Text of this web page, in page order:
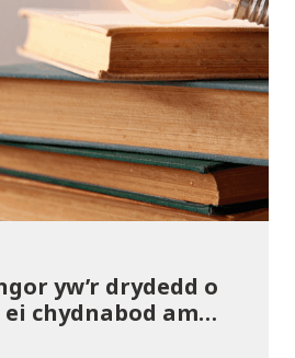
yw’r drydedd o
chydnabod am
ym maes cwmnïau